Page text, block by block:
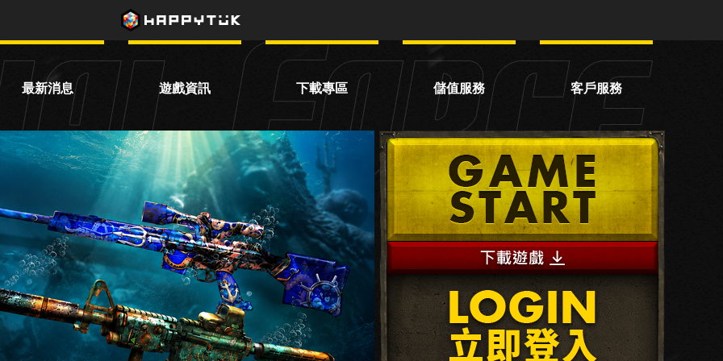
最新消息
活動公告
系統公告
賽事資訊
遊戲資訊
遊戲資訊
下載專區
主程式下載
儲值服務
網頁轉蛋
網頁商城
線上儲值
VIP服務
客戶服務
服務中心
常見問題
序號兌換
OTP驗證